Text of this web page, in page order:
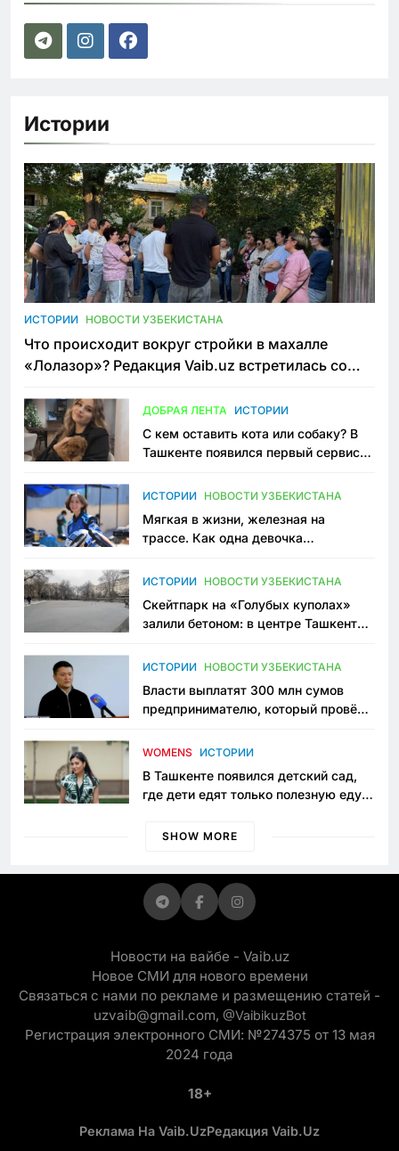
Истории
ИСТОРИИ НОВОСТИ УЗБЕКИСТАНА
Что происходит вокруг стройки в махалле
«Лолазор»? Редакция Vaib.uz встретилась со
ДОБРАЯ ЛЕНТА ИСТОРИИ
С кем оставить кота или собаку? В
Ташкенте появился первый сервис
ИСТОРИИ НОВОСТИ УЗБЕКИСТАНА
Мягкая в жизни, железная на
трассе. Как одна девочка
Узбекистане
ИСТОРИИ НОВОСТИ УЗБЕКИСТАНА
Скейтпарк на «Голубых куполах»
залили бетоном: в центре Ташкента
пространство
ИСТОРИИ НОВОСТИ УЗБЕКИСТАНА
Власти выплатят 300 млн сумов
предпринимателю, который провёл
приговору
WOMENS ИСТОРИИ
В Ташкенте появился детский сад,
где дети едят только полезную еду.
просить «кашу без сахара»
SHOW MORE
Новости на вайбе - Vaib.uz
Новое СМИ для нового времени
Связаться с нами по рекламе и размещению статей -
uzvaib@gmail.com, @VaibikuzBot
Регистрация электронного СМИ: №274375 от 13 мая
2024 года
18+
Реклама На Vaib.uzРедакция Vaib.uz